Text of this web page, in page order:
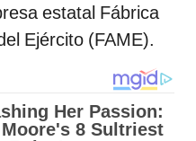
estatal Fábrica
Ejército (FAME).